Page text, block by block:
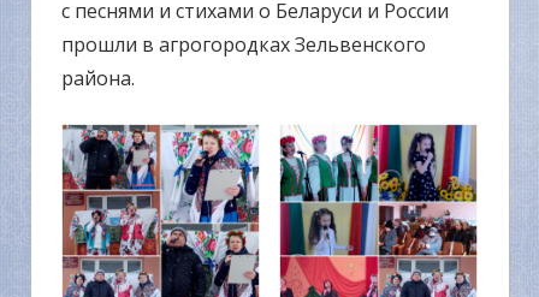
с песнями и стихами о Беларуси и России
прошли в агрогородках Зельвенского
района.